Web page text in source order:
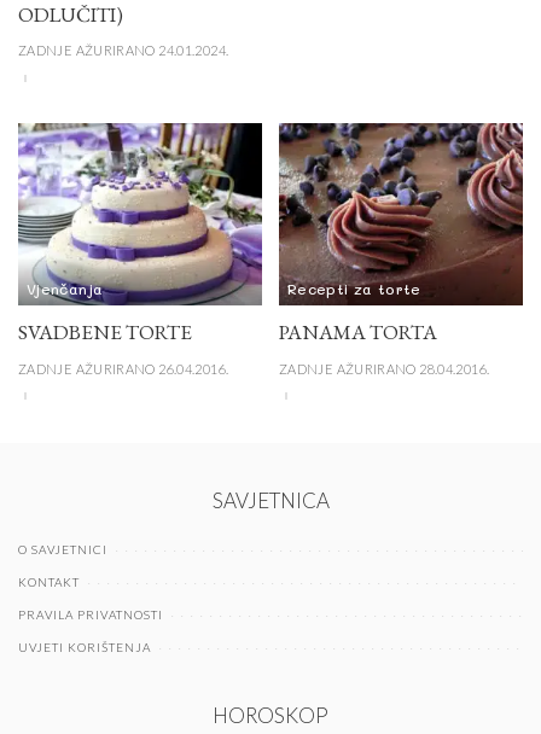
ODLUČITI)
ZADNJE AŽURIRANO 24.01.2024.
Vjenčanja
SVADBENE TORTE
ZADNJE AŽURIRANO 26.04.2016.
Recepti za torte
PANAMA TORTA
ZADNJE AŽURIRANO 28.04.2016.
SAVJETNICA
O SAVJETNICI
KONTAKT
PRAVILA PRIVATNOSTI
UVJETI KORIŠTENJA
HOROSKOP